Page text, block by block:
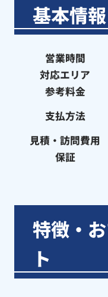
『水まる』にお
基本情報
営業時間
対応エリア
参考料金
支払方法
見積・訪問費用
保証
特徴・
ト